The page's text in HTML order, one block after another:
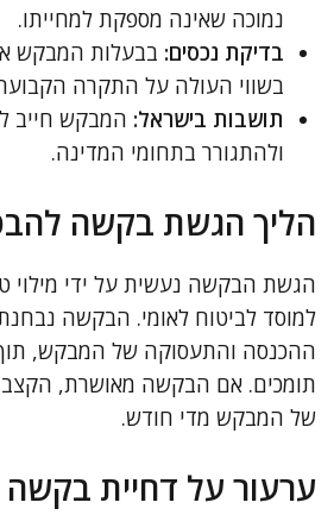
נמוכה שאינה מספקת למחייתו.
בדיקת נכסים: בבעלות המבקש
בשווי העולה על התקרה
תושבות בישראל: המבקש חייב
ולהתגורר בתחומי המדינה.
הליך הגשת בקשה
הגשת הבקשה נעשית על ידי מילוי
למוסד לביטוח לאומי. הבקשה
ההכנסה והתעסוקה של המבקש,
תומכים. אם הבקשה מאושרת,
של המבקש מדי חודש.
ערעור על דחיית בקשה